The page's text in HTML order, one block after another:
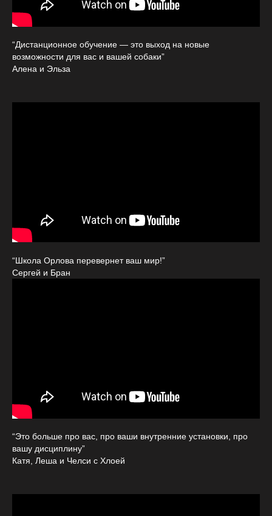
“Дистанционное обучение — это выход на новые
возможности для вас и вашей собаки”
Алена и Эльза
“Школа Орлова перевернет ваш мир!”
Сергей и Бран
“Это больше про вас, про ваши внутренние установки, про
вашу дисциплину”
Катя, Леша и Челси с Хлоей